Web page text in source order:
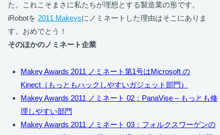
た。これこそまさに私たちが理想とする製造業の形です。
iRobotを 2011 Makeysにノミネートした理由はそこにありま
す。おめでとう！
そのほかのノミネート企業
Makey Awards 2011 ノミネート第1号はMicrosoft の
Kinect（もっともハックしやすいガジェット部門）
Makey Awards 2011 ノミネート 02：PanaVise – もっとも修
理しやすい部門
Makey Awards 2011 ノミネート 03：フォルクスワーゲンの